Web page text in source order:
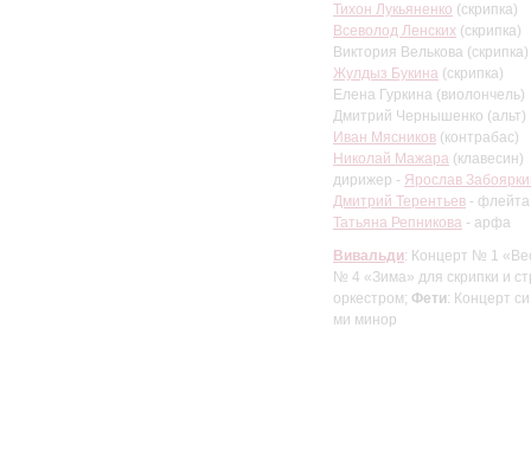
Тихон Лукьяненко (скрипка)
Всеволод Ленских (скрипка)
Виктория Велькова (скрипка)
Жулдыз Букина (скрипка)
Елена Гуркина (виолончель)
Дмитрий Чернышенко (альт)
Иван Мясников (контрабас)
Николай Мажара (клавесин)
дирижер - Ярослав
Дмитрий Терентьев -
Татьяна Репникова - арфа
Вивальди: Концерт № 1
№ 4 «Зима» для скрипки и
оркестром; Фети: Концерт
ми минор